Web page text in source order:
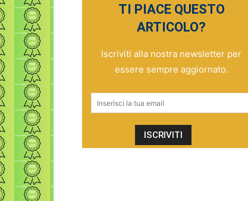
TI PIACE QUESTO
ARTICOLO?
Iscriviti alla nostra newsletter per
essere sempre aggiornato.